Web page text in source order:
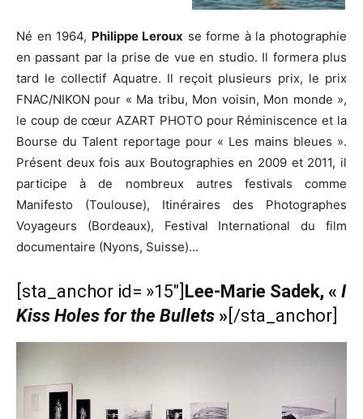
Né en 1964, Philippe Leroux se forme à la photographie
en passant par la prise de vue en studio. Il formera plus
tard le collectif Aquatre. Il reçoit plusieurs prix, le prix
FNAC/NIKON pour « Ma tribu, Mon voisin, Mon monde »,
le coup de cœur AZART PHOTO pour Réminiscence et la
Bourse du Talent reportage pour « Les mains bleues ».
Présent deux fois aux Boutographies en 2009 et 2011, il
participe à de nombreux autres festivals comme
Manifesto (Toulouse), Itinéraires des Photographes
Voyageurs (Bordeaux), Festival International du film
documentaire (Nyons, Suisse)…
[sta_anchor id= »15″] Lee-Marie Sadek, « I
Kiss Holes for the Bullets » [/sta_anchor]